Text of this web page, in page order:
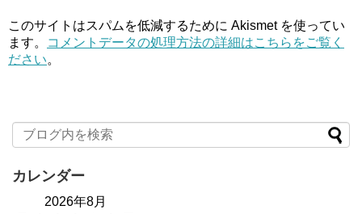
このサイトはスパムを低減するために Akismet を使ってい
ます。
コメントデータの処理方法の詳細はこちらをご覧く
ださい。
カレンダー
2026年8月